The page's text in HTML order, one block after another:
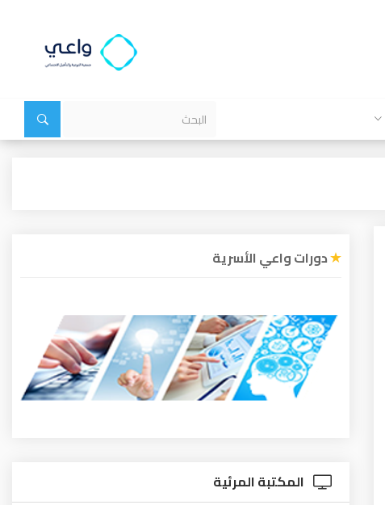
دورات واعي الأسرية
المكتبة المرئية